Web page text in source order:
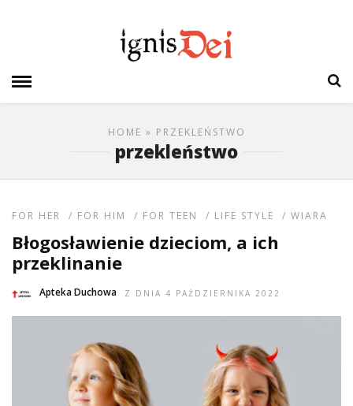
HOME » PRZEKLEŃSTWO
przekleństwo
FOR HER / FOR HIM / FOR TEEN / LIFE STYLE / WIARA
Błogosławienie dzieciom, a ich
przeklinanie
Apteka Duchowa Z DNIA 4 PAŹDZIERNIKA 2022